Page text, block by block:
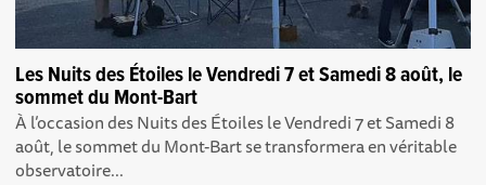
Les Nuits des Étoiles le Vendredi 7 et Samedi 8 août, le
sommet du Mont-Bart
À l’occasion des Nuits des Étoiles le Vendredi 7 et Samedi 8
août, le sommet du Mont-Bart se transformera en véritable
observatoire...